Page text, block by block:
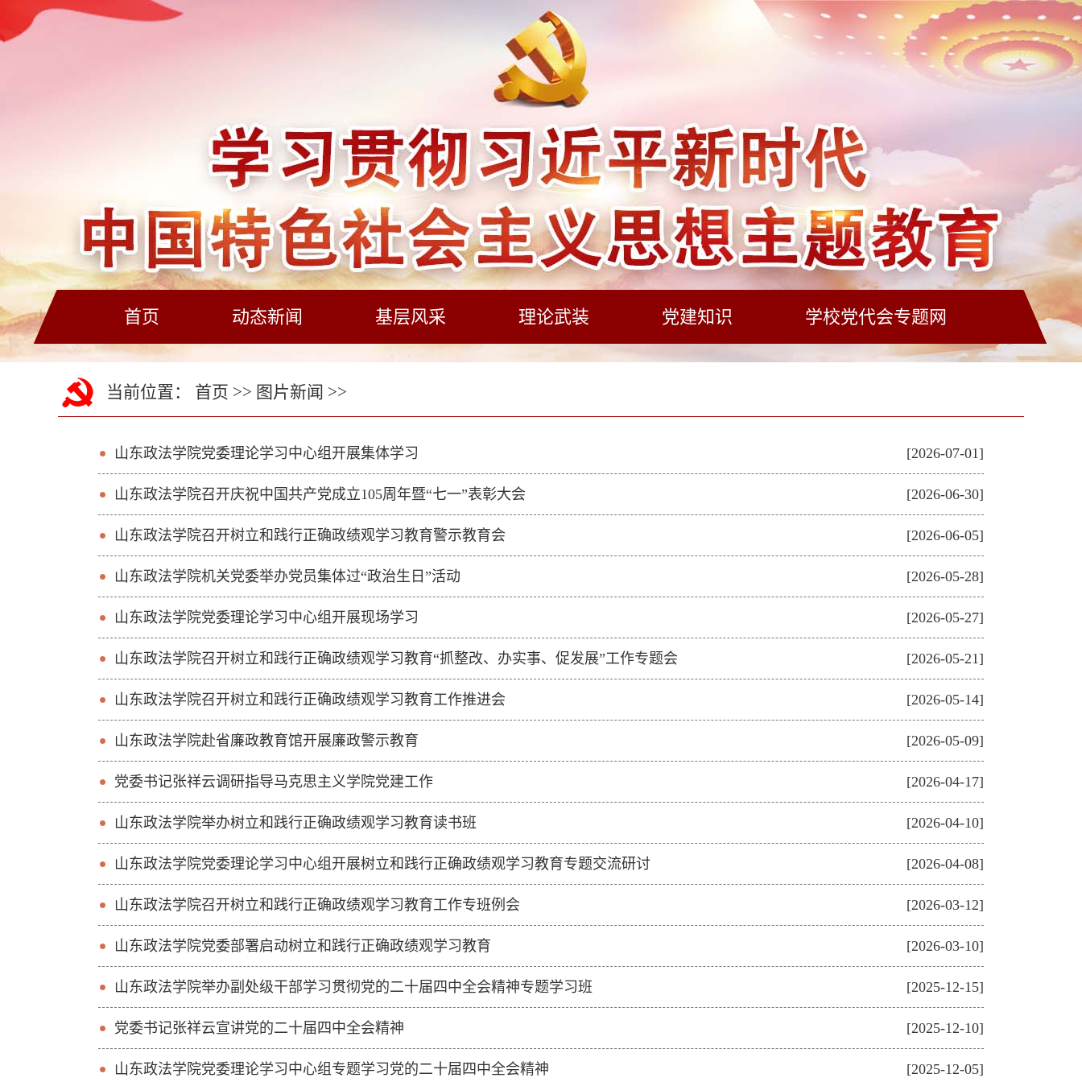
首页 动态新闻 基层风采 理论武装 党建知识 学校党代会专题网
当前位置： 首页 >> 图片新闻 >>
[2026-07-01]
山东政法学院党委理论学习中心组开展集体学习
[2026-06-30]
山东政法学院召开庆祝中国共产党成立105周年暨“七一”表彰大会
[2026-06-05]
山东政法学院召开树立和践行正确政绩观学习教育警示教育会
[2026-05-28]
山东政法学院机关党委举办党员集体过“政治生日”活动
[2026-05-27]
山东政法学院党委理论​学习中心组开展现场学习
[2026-05-21]
山东政法学院召开树立和践行正确政绩观学习教育“抓整改、办实事、促发展”工作专题会
[2026-05-14]
山东政法学院召开树立和践行正确政绩观学习教育工作推进会
[2026-05-09]
山东政法学院赴省廉政教育馆开展廉政警示教育
[2026-04-17]
党委书记张祥云调研指导马克思主义学院党建工作
[2026-04-10]
山东政法学院举办树立和践行正确政绩观学习教育读书班
[2026-04-08]
山东政法学院党委理论学习中心组开展树立和践行正确政绩观学习教育专题交流研讨
[2026-03-12]
山东政法学院召开树立和践行正确政绩观学习教育工作专班例会
[2026-03-10]
山东政法学院党委部署启动树立和践行正确政绩观学习教育
[2025-12-15]
山东政法学院举办副处级干部​学习贯彻党的二十届四中全会精神专题学习班
[2025-12-10]
党委书记张祥云宣讲党的二十届四中全会精神
[2025-12-05]
山东政法学院党委理论学习中心组专题学习党的二十届四中全会精神